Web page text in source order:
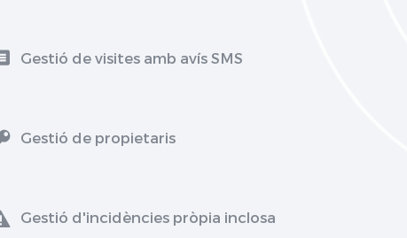
Gestió de visites amb avís SMS
Gestió de propietaris
Gestió d'incidències pròpia inclosa